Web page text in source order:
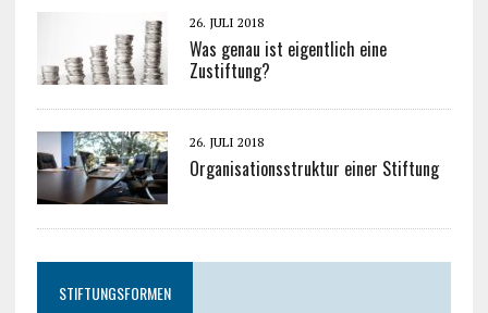
26. JULI 2018
Was genau ist eigentlich eine
Zustiftung?
26. JULI 2018
Organisationsstruktur einer Stiftung
STIFTUNGSFORMEN